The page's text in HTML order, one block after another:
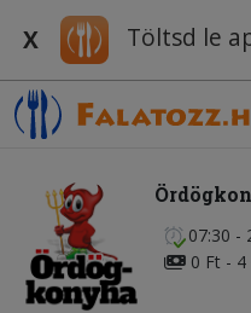
X Töltsd le
07:30 -
0 Ft - 4